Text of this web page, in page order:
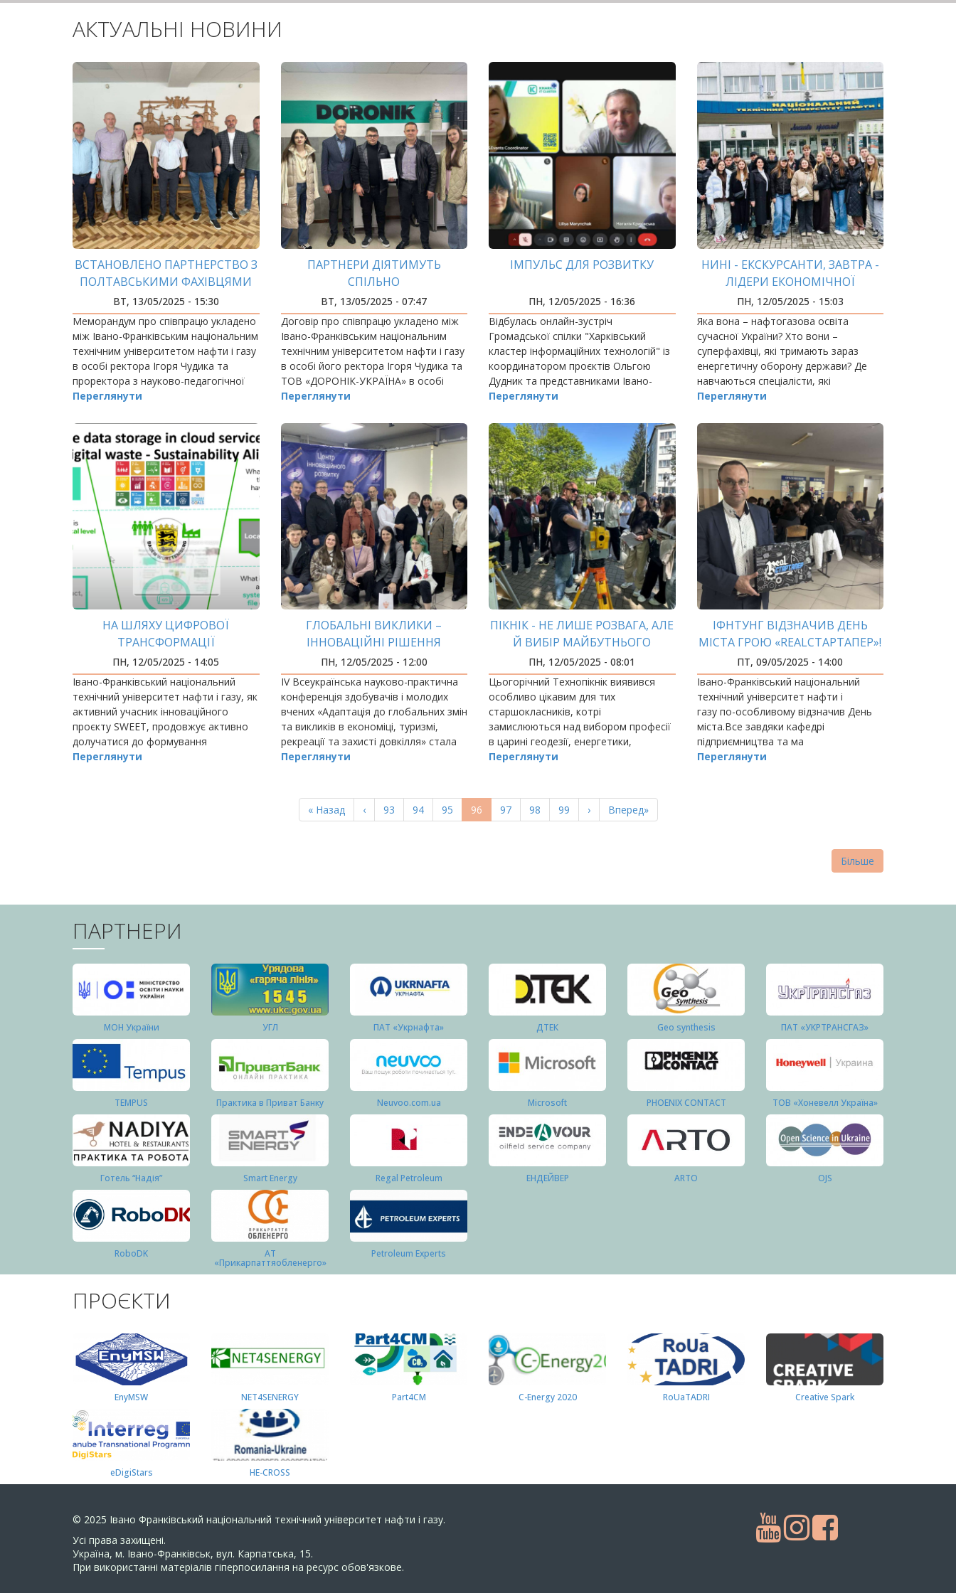
АКТУАЛЬНІ НОВИНИ
ВСТАНОВЛЕНО ПАРТНЕРСТВО З
ПОЛТАВСЬКИМИ ФАХІВЦЯМИ
ВТ, 13/05/2025 - 15:30
Меморандум про співпрацю укладено
між Івано-Франківським національним
технічним університетом нафти і газу
в особі ректора Ігоря Чудика та
проректора з науково-педагогічної
роботи Сергія Зікратого й
газонафтова компанія…
Переглянути
ПАРТНЕРИ ДІЯТИМУТЬ
СПІЛЬНО
ВТ, 13/05/2025 - 07:47
Договір про співпрацю укладено між
Івано-Франківським національним
технічним університетом нафти і газу
в особі його ректора Ігоря Чудика та
ТОВ «ДОРОНІК-УКРАЇНА» в особі
директора товариства Олександра
Переглянути
ІМПУЛЬС ДЛЯ РОЗВИТКУ
ПН, 12/05/2025 - 16:36
Відбулась онлайн-зустріч
Громадської спілки "Харківський
кластер інформаційних технологій" із
координатором проєктів Ольгою
Дудник та представниками Івано-
Франківського національного
Переглянути
НИНІ - ЕКСКУРСАНТИ, ЗАВТРА -
ЛІДЕРИ ЕКОНОМІЧНОЇ
ВІДБУДОВИ
ПН, 12/05/2025 - 15:03
Яка вона – нафтогазова освіта
сучасної України? Хто вони –
суперфахівці, які тримають зараз
енергетичну оборону держави? Де
навчаються спеціалісти, які
створюють технічні новинки, що
життя країни на краще?..
Переглянути
НА ШЛЯХУ ЦИФРОВОЇ
ТРАНСФОРМАЦІЇ
ПН, 12/05/2025 - 14:05
Івано-Франківський національний
технічний університет нафти і газу, як
активний учасник інноваційного
проєкту SWEET, продовжує активно
долучатися до формування
майбутнього цифрового простору.
Переглянути
ГЛОБАЛЬНІ ВИКЛИКИ –
ІННОВАЦІЙНІ РІШЕННЯ
ПН, 12/05/2025 - 12:00
IV Всеукраїнська науково-практична
конференція здобувачів і молодих
вчених «Адаптація до глобальних змін
та викликів в економіці, туризмі,
рекреації та захисті довкілля» стала
знаковою подією, об’єднавши
Переглянути
ПІКНІК - НЕ ЛИШЕ РОЗВАГА, АЛЕ
Й ВИБІР МАЙБУТНЬОГО
ПН, 12/05/2025 - 08:01
Цьогорічний Технопікнік виявився
особливо цікавим для тих
старшокласників, котрі
замислюються над вибором професії
в царині геодезії, енергетики,
архітектури й будівництва. Чому так?
Переглянути
ІФНТУНГ ВІДЗНАЧИВ ДЕНЬ
МІСТА ГРОЮ «REALСТАРТАПЕР»!
ПТ, 09/05/2025 - 14:00
Івано-Франківський національний
технічний університет нафти і
газу по-особливому відзначив День
міста.Все завдяки кафедрі
підприємництва та ма
Переглянути
Перша
сторінка
« Назад
Попередня
сторінка
‹ Page
93 Page
94 Page
95
Поточна
сторінка
96 Page
97 Page
98 Page
99
Наступна
сторінка
›
Остання
сторінка
Вперед»
Більше
ПАРТНЕРИ
МОН України УГЛ ПАТ «Укрнафта» ДТЕК Geo synthesis ПАТ «УКРТРАНСГАЗ»
TEMPUS Практика в Приват Банку Neuvoo.com.ua Microsoft PHOENIX CONTACT ТОВ «Хоневелл Україна»
Готель “Надія” Smart Energy Regal Petroleum ЕНДЕЙВЕР ARTO OJS
RoboDK АТ
«Прикарпаттяобленерго»
Petroleum Experts
ПРОЄКТИ
EnyMSW NET4SENERGY Part4СМ C-Energy 2020 RoUaTADRI Creative Spark
eDigiStars HE-CROSS
© 2025 Івано Франківський національний технічний університет нафти і газу.
Усi права захищенi.
Україна, м. Івано-Франківськ, вул. Карпатська, 15.
При використанні матеріалів гіперпосилання на ресурс обов'язкове.